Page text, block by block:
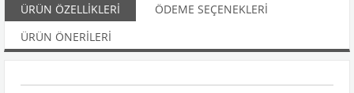
ÜRÜN ÖZELLIKLERI
ÖDEME SEÇENEKLERI
ÜRÜN ÖNERILERI